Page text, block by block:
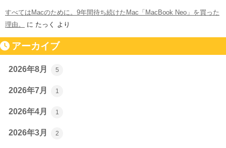
すべてはMacのために。9年間待ち続けたMac「MacBook Neo」を買った
理由。
に たっく より
アーカイブ
2026年8月 5
2026年7月 1
2026年4月 1
2026年3月 2